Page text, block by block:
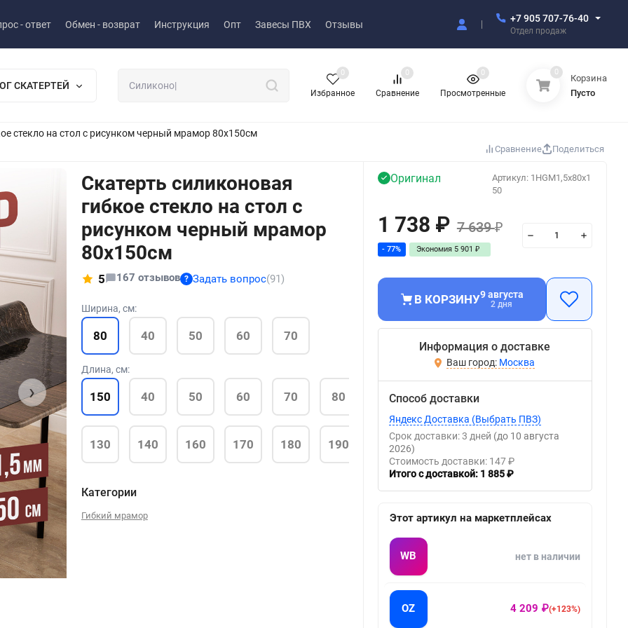
- ответ Обмен - возврат Инструкция Опт Завесы ПВХ Отзывы
+7 905 707-76-40
Отдел продаж
СКАТЕРТЕЙ
Избранное
0
Сравнение
0
Просмотренные
0 0
Корзина
Пусто
стекло на стол с рисунком черный мрамор 80x150см
Сравнение Поделиться
›
Скатерть силиконовая
гибкое стекло на стол с
рисунком черный мрамор
80x150см
5 167 отзывов ? Задать вопрос(91)
Ширина, см:
80 40 50 60 70
Длина, см:
150 40 50 60 70 80
130 140 160 170 180 190
Категории
Гибкий мрамор
Артикул: 1HGM1,5x80x1
50
Оригинал
1 738 ₽ 7 639₽
- 77% Экономия 5 901 ₽
В КОРЗИНУ9 августа
2 дня
Информация о доставке
Москва
Способ доставки
Яндекс Доставка (Выбрать ПВЗ)
Срок доставки: 3 дней (до 10 августа
2026)
Стоимость доставки: 147 ₽
Итого с доставкой: 1 885 ₽
Этот артикул на маркетплейсах
WB нет в наличии
OZ 4 209 ₽(+123%)